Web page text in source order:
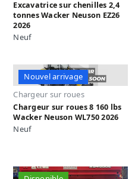
Excavatrice sur chenilles 2,4
tonnes Wacker Neuson EZ26
2026
Neuf
Nouvel arrivage
Chargeur sur roues
Chargeur sur roues 8 160 lbs
Wacker Neuson WL750 2026
Neuf